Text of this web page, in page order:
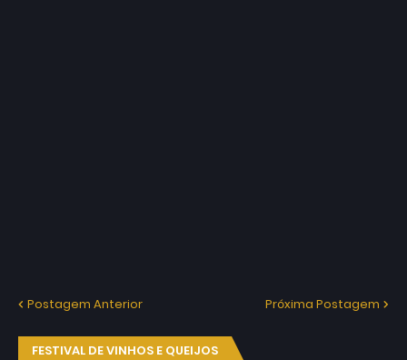
Postagem Anterior Próxima Postagem
FESTIVAL DE VINHOS E QUEIJOS